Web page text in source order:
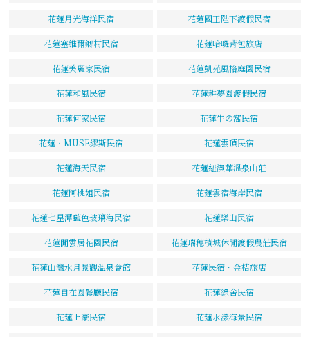
花蓮月光海洋民宿 花蓮國王陛下渡假民宿
花蓮塞維爾鄉村民宿 花蓮哈囉背包旅店
花蓮美麗家民宿 花蓮凱苑風格庭園民宿
花蓮和風民宿 花蓮耕夢園渡假民宿
花蓮何家民宿 花蓮牛の窩民宿
花蓮‧MUSE繆斯民宿 花蓮雲頂民宿
花蓮海天民宿 花蓮紐澳華溫泉山莊
花蓮阿桃姐民宿 花蓮雲宿海岸民宿
花蓮七星潭藍色玻璃海民宿 花蓮樂山民宿
花蓮閒雲居花園民宿 花蓮瑞穗檳城休閒渡假農莊民宿
花蓮山灣水月景觀溫泉會館 花蓮民宿．金桔旅店
花蓮自在園餐廳民宿 花蓮綠舍民宿
花蓮上豪民宿 花蓮水漾海景民宿